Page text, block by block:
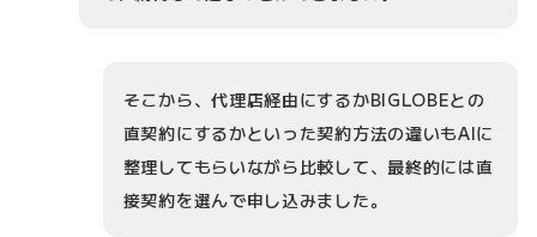
そこから、代理店経由にするかBIGLOBEとの
直契約にするかといった契約方法の違いもAIに
整理してもらいながら比較して、最終的には直
接契約を選んで申し込みました。